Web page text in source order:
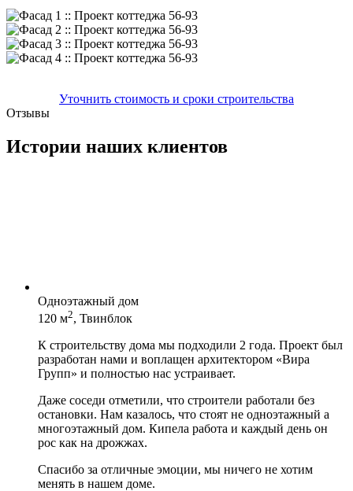
Уточнить стоимость и сроки строительства
Отзывы
Истории наших клиентов
Одноэтажный дом
120 м2, Твинблок
К строительству дома мы подходили 2 года. Проект был
разработан нами и воплащен архитектором «Вира
Групп» и полностью нас устраивает.
Даже соседи отметили, что строители работали без
остановки. Нам казалось, что стоят не одноэтажный а
многоэтажный дом. Кипела работа и каждый день он
рос как на дрожжах.
Спасибо за отличные эмоции, мы ничего не хотим
менять в нашем доме.